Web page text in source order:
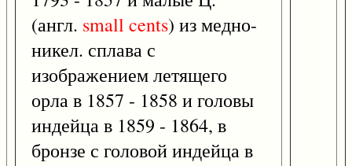
(англ. small cents) из медно-
никел. сплава с
изображением летящего
орла в 1857 - 1858 и головы
индейца в 1859 - 1864, в
бронзе с головой индейца в